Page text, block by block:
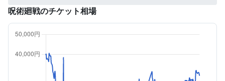
呪術廻戦のチケット相場